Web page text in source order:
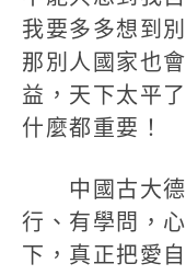
我要多多想到
那別人國家也
益，天下太平
什麼都重要！
中國古大德
行、有學問，
下，真正把愛